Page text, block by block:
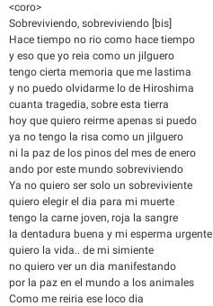
<coro>
Sobreviviendo, sobreviviendo [bis]
Hace tiempo no rio como hace tiempo
y eso que yo reia como un jilguero
tengo cierta memoria que me lastima
y no puedo olvidarme lo de Hiroshima
cuanta tragedia, sobre esta tierra
hoy que quiero reirme apenas si puedo
ya no tengo la risa como un jilguero
ni la paz de los pinos del mes de enero
ando por este mundo sobreviviendo
Ya no quiero ser solo un sobreviviente
quiero elegir el dia para mi muerte
tengo la carne joven, roja la sangre
la dentadura buena y mi esperma urgente
quiero la vida.. de mi simiente
no quiero ver un dia manifestando
por la paz en el mundo a los animales
Como me reiria ese loco dia